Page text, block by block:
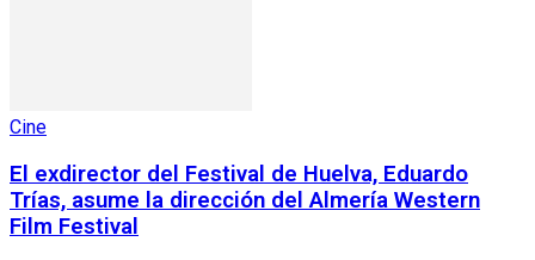
Cine
El exdirector del Festival de Huelva, Eduardo
Trías, asume la dirección del Almería Western
Film Festival